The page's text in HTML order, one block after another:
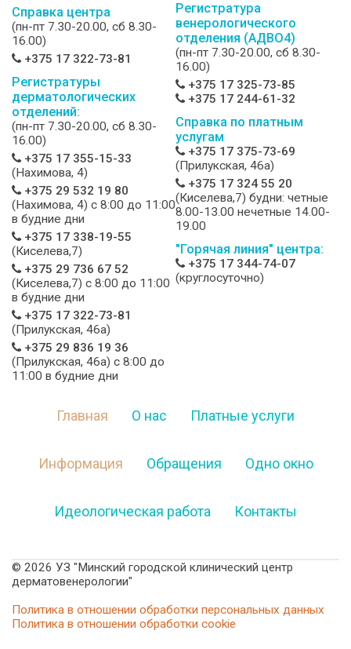
Справка центра
(пн-пт 7.30-20.00, сб 8.30-
16.00)
+375 17 322-73-81
Регистратуры
дерматологических
отделений:
(пн-пт 7.30-20.00, сб 8.30-
16.00)
+375 17 355-15-33
(Нахимова, 4)
+375 29 532 19 80
(Нахимова, 4) c 8:00 до 11:00
в будние дни
+375 17 338-19-55
(Киселева,7)
+375 29 736 67 52
(Киселева,7) c 8:00 до 11:00
в будние дни
+375 17 322-73-81
(Прилукская, 46а)
+375 29 836 19 36
(Прилукская, 46а) c 8:00 до
11:00 в будние дни
Регистратура
венерологического
отделения (АДВО4)
(пн-пт 7.30-20.00, сб 8.30-
16.00)
+375 17 325-73-85
+375 17 244-61-32
Справка по платным
услугам
+375 17 375-73-69
(Прилукская, 46а)
+375 17 324 55 20
(Киселева,7) будни: четные
8.00-13.00 нечетные 14.00-
19.00
"Горячая линия" центра:
+375 17 344-74-07
(круглосуточно)
Главная О нас Платные услуги
Информация Обращения Одно окно
Идеологическая работа Контакты
© 2026 УЗ "Минский городской клинический центр
дерматовенерологии"
Политика в отношении обработки персональных данных
Политика в отношении обработки cookie